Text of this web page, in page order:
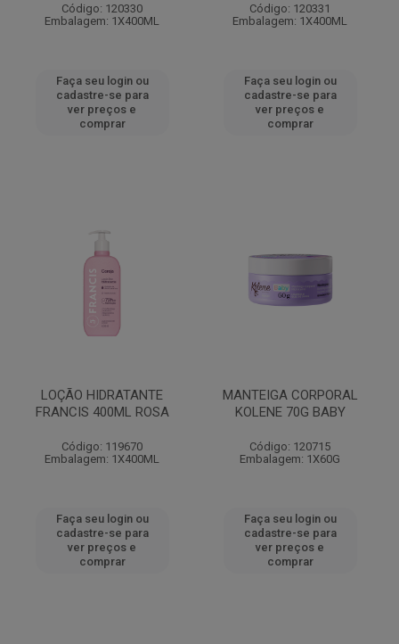
Código: 120330
Embalagem: 1X400ML
Faça seu login ou
cadastre-se para
ver preços e
comprar
Código: 120331
Embalagem: 1X400ML
Faça seu login ou
cadastre-se para
ver preços e
comprar
LOÇÃO HIDRATANTE
FRANCIS 400ML ROSA
Código: 119670
Embalagem: 1X400ML
Faça seu login ou
cadastre-se para
ver preços e
comprar
MANTEIGA CORPORAL
KOLENE 70G BABY
Código: 120715
Embalagem: 1X60G
Faça seu login ou
cadastre-se para
ver preços e
comprar